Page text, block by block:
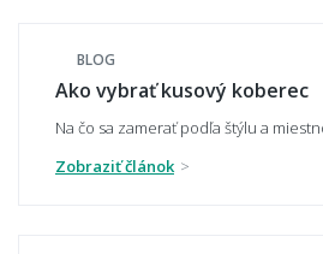
praktickejšie?
Ako zladiť koberec s
BLOG
Ako vybrať kusový koberec
Na čo sa zamerať podľa štýlu a
Zobraziť článok